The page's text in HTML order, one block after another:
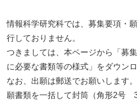
情報科学研究科では、募集要項・
行しておりません。
つきましては、本ページから「募
に必要な書類等の様式」をダウン
なお、出願は郵送でお願いします
願書類を一括して封筒（角形2号